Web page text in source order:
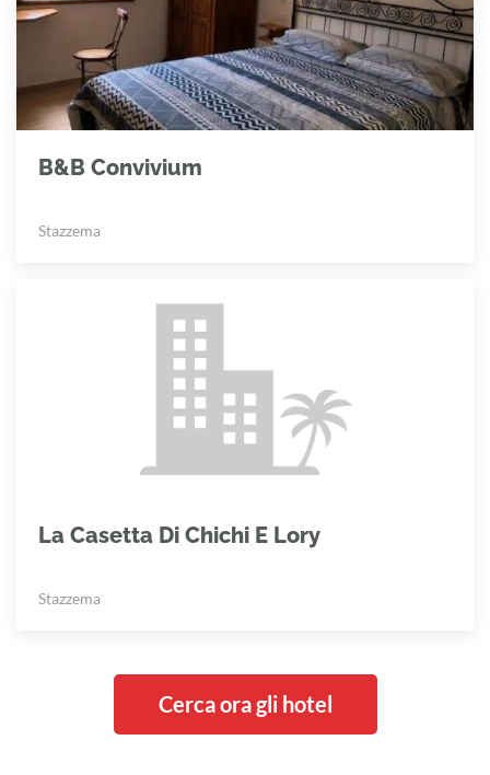
B&B Convivium
Stazzema
La Casetta Di Chichi E Lory
Stazzema
Cerca ora gli hotel